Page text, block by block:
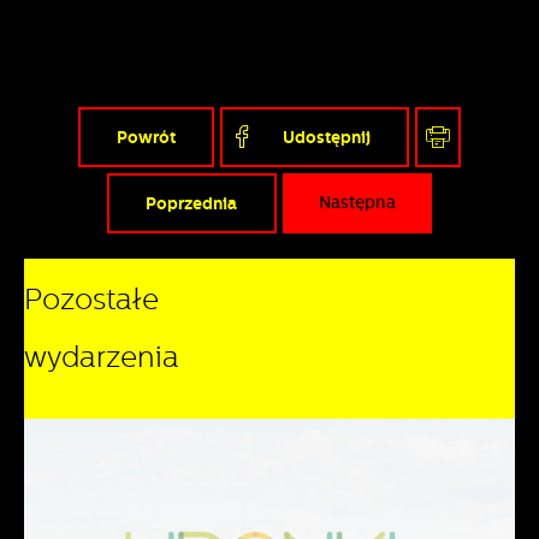
Powrót Udostępnij
Poprzednia Następna
Pozostałe
wydarzenia